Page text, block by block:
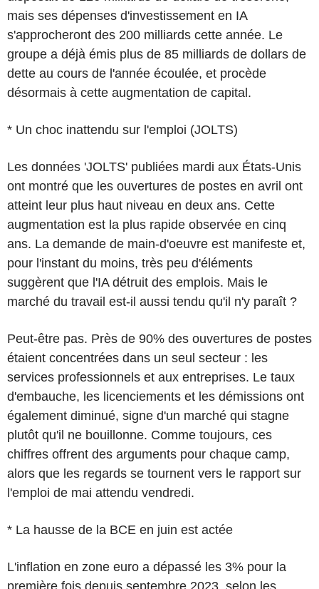
mais ses dépenses d'investissement en IA
s'approcheront des 200 milliards cette année. Le
groupe a déjà émis plus de 85 milliards de dollars de
dette au cours de l'année écoulée, et procède
désormais à cette augmentation de capital.
* Un choc inattendu sur l'emploi (JOLTS)
Les données 'JOLTS' publiées mardi aux États-Unis
ont montré que les ouvertures de postes en avril ont
atteint leur plus haut niveau en deux ans. Cette
augmentation est la plus rapide observée en cinq
ans. La demande de main-d'oeuvre est manifeste et,
pour l'instant du moins, très peu d'éléments
suggèrent que l'IA détruit des emplois. Mais le
marché du travail est-il aussi tendu qu'il n'y paraît ?
Peut-être pas. Près de 90% des ouvertures de postes
étaient concentrées dans un seul secteur : les
services professionnels et aux entreprises. Le taux
d'embauche, les licenciements et les démissions ont
également diminué, signe d'un marché qui stagne
plutôt qu'il ne bouillonne. Comme toujours, ces
chiffres offrent des arguments pour chaque camp,
alors que les regards se tournent vers le rapport sur
l'emploi de mai attendu vendredi.
* La hausse de la BCE en juin est actée
L'inflation en zone euro a dépassé les 3% pour la
première fois depuis septembre 2023, selon les